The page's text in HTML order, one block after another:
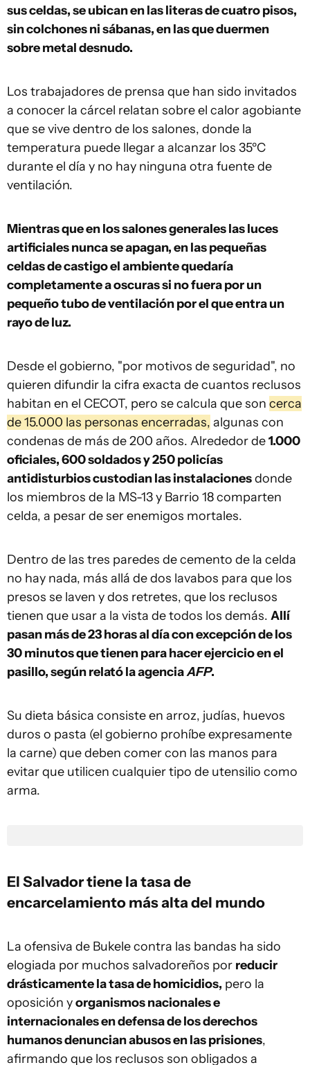
sus celdas, se ubican en las literas de cuatro pisos,
sin colchones ni sábanas, en las que duermen
sobre metal desnudo.
Los trabajadores de prensa que han sido invitados
a conocer la cárcel relatan sobre el calor agobiante
que se vive dentro de los salones, donde la
temperatura puede llegar a alcanzar los 35ºC
durante el día y no hay ninguna otra fuente de
ventilación.
Mientras que en los salones generales las luces
artificiales nunca se apagan, en las pequeñas
celdas de castigo el ambiente quedaría
completamente a oscuras si no fuera por un
pequeño tubo de ventilación por el que entra un
rayo de luz.
Desde el gobierno, "por motivos de seguridad", no
quieren difundir la cifra exacta de cuantos reclusos
habitan en el CECOT, pero se calcula que son cerca
de 15.000 las personas encerradas, algunas con
condenas de más de 200 años. Alrededor de1.000
oficiales, 600 soldados y 250 policías
antidisturbios custodian las instalacionesdonde
los miembros de la MS-13 y Barrio 18 comparten
celda, a pesar de ser enemigos mortales.
Dentro de las tres paredes de cemento de la celda
no hay nada, más allá de dos lavabos para que los
presos se laven y dos retretes, que los reclusos
tienen que usar a la vista de todos los demás. Allí
pasan más de 23 horas al día con excepción de los
30 minutos que tienen para hacer ejercicio en el
pasillo, según relató la agenciaAFP.
Su dieta básica consiste en arroz, judías, huevos
duros o pasta (el gobierno prohíbe expresamente
la carne) que deben comer con las manos para
evitar que utilicen cualquier tipo de utensilio como
arma.
El Salvador tiene la tasa de
encarcelamiento más alta del mundo
La ofensiva de Bukele contra las bandas ha sido
elogiada por muchos salvadoreños por reducir
drásticamente la tasa de homicidios, pero la
oposición yorganismos nacionales e
internacionales en defensa de los derechos
humanos denuncian abusos en las prisiones,
afirmando que los reclusos son obligados a